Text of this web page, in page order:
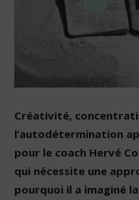
Créativité,
l’autodétermination
pour le coach Hervé
qui nécessite une
pourquoi il a imaginé